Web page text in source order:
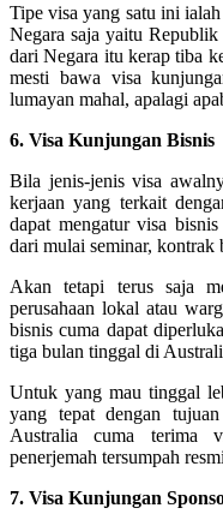
Tipe visa yang satu ini
Negara saja yaitu
dari Negara itu kerap tiba
mesti bawa visa
lumayan mahal, apalagi
6. Visa Kunjungan Bisnis
Bila jenis-jenis visa
kerjaan yang terkait
dapat mengatur visa
dari mulai seminar, kontrak
Akan tetapi terus saja
perusahaan lokal atau
bisnis cuma dapat
tiga bulan tinggal di
Untuk yang mau tinggal
yang tepat dengan
Australia cuma terima
penerjemah tersumpah
7. Visa Kunjungan